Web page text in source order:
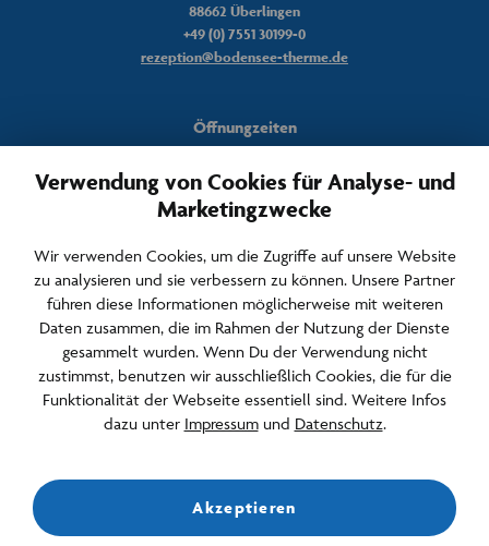
88662 Überlingen
+49 (0) 7551 30199-0
rezeption@bodensee-therme.de
Öffnungzeiten
10 – 22 Uhr
Häufige Fragen & Kontakt
Newsletter & Archiv
Anfahrt & Parken
Jobs
Barrierefreiheit
Bleiben Sie über Events, Angebote und Aktuelles informiert.
Verwendung von Cookies für Analyse- und
Marketingzwecke
Wir verwenden Cookies, um die Zugriffe auf unsere Website
zu analysieren und sie verbessern zu können. Unsere Partner
führen diese Informationen möglicherweise mit weiteren
Daten zusammen, die im Rahmen der Nutzung der Dienste
gesammelt wurden. Wenn Du der Verwendung nicht
zustimmst, benutzen wir ausschließlich Cookies, die für die
Funktionalität der Webseite essentiell sind. Weitere Infos
dazu unter Impressumund Datenschutz.
Akzeptieren